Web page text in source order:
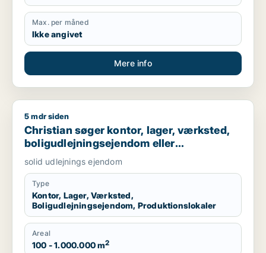
Max. per måned
Ikke angivet
Mere info
Christian søger kontor, lager, værksted,
5 mdr siden
Christian søger kontor, lager, værksted,
boligudlejningsejendom eller
produktionslokaler til salg i Nordsjælland,
Roskilde eller Holbæk
solid udlejnings ejendom
Type
Kontor, Lager, Værksted,
Boligudlejningsejendom, Produktionslokaler
Areal
100 - 1.000.000 m2